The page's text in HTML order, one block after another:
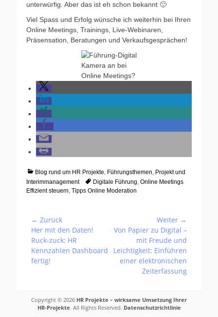
unterwürfig. Aber das ist eh schon bekannt 🙂
Viel Spass und Erfolg wünsche ich weiterhin bei Ihren
Online Meetings, Trainings, Live-Webinaren,
Präsensation, Beratungen und Verkaufsgesprächen!
Kamera an bei
Online Meetings?
Kategorien
Blog rund um HR Projekte, Führungsthemen, Projekt und
Interimmanagement
TagsDigitale Führung, Online Meetings
Effizient steuern, Tipps Online Moderation
Beitragsnavigation
← Zurück
Vorhergehender
Beitrag:
Her mit den Daten!
Ruck-zuck: HR
Kennzahlen Dashboard
fertig!
Weiter →
Nächster
Von Papier zu Digital –
mit Freude und
Leichtigkeit: Einführen
einer elektronischen
Zeiterfassung
Copyright © 2026 HR Projekte – wirksame Umsetzung Ihrer
HR-Projekte. All Rights Reserved. Datenschutzrichtlinie